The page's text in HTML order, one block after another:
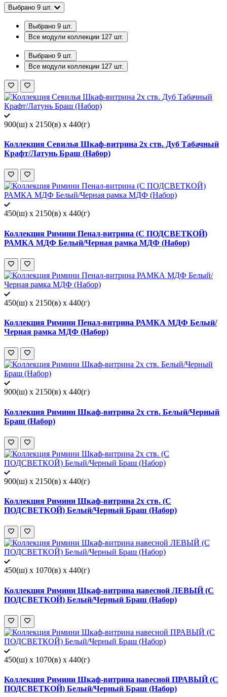
Выбрано 9 шт.
Выбрано 9 шт.
Все модули коллекции 127 шт.
Выбрано 9 шт.
Все модули коллекции 127 шт.
900(ш) x 2150(в) x 440(г)
Коллекция Севилья Шкаф-витрина 2х ств. Дуб Табачный
Крафт/Латунь Браш (Набор)
450(ш) x 2150(в) x 440(г)
Коллекция Римини Пенал-витрина (С ПОДСВЕТКОЙ)
РАМКА МДФ Белый/Черная рамка МДФ (Набор)
450(ш) x 2150(в) x 440(г)
Коллекция Римини Пенал-витрина РАМКА МДФ Белый/
Черная рамка МДФ (Набор)
900(ш) x 2150(в) x 440(г)
Коллекция Римини Шкаф-витрина 2х ств. Белый/Черный
Браш (Набор)
900(ш) x 2150(в) x 440(г)
Коллекция Римини Шкаф-витрина 2х ств. (С
ПОДСВЕТКОЙ) Белый/Черный Браш (Набор)
450(ш) x 1070(в) x 440(г)
Коллекция Римини Шкаф-витрина навесной ЛЕВЫЙ (С
ПОДСВЕТКОЙ) Белый/Черный Браш (Набор)
450(ш) x 1070(в) x 440(г)
Коллекция Римини Шкаф-витрина навесной ПРАВЫЙ (С
ПОДСВЕТКОЙ) Белый/Черный Браш (Набор)